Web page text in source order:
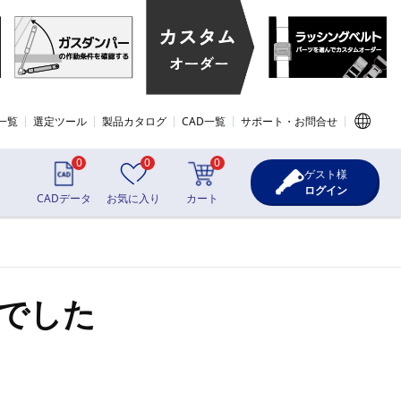
覧 選定ツール 製品カタログ CAD一覧 サポート・お問合せ
0
CADデータ
0
お気に入り
0
カート
ゲスト様
ログイン
した